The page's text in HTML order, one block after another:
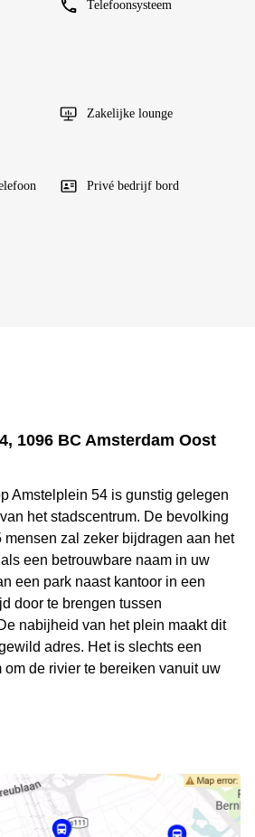
Telefoonsysteem
Zakelijke lounge
Privé bedrijf bord
1096 BC Amsterdam Oost
Amstelplein 54 is gunstig gelegen
het stadscentrum. De bevolking
mensen zal zeker bijdragen aan het
een betrouwbare naam in uw
een park naast kantoor in een
door te brengen tussen
nabijheid van het plein maakt dit
adres. Het is slechts een
de rivier te bereiken vanuit uw